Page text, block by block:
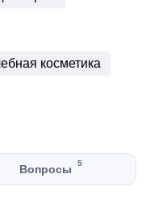
косметика
Вопросы 5